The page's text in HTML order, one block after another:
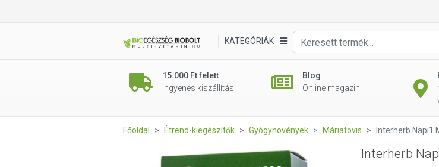
KATEGÓRIÁK
15.000 Ft felett
ingyenes kiszállítás
Blog
Online magazin
Főoldal Étrend-kiegészítők Gyógynövények Máriatövis Interherb Napi1
Interherb